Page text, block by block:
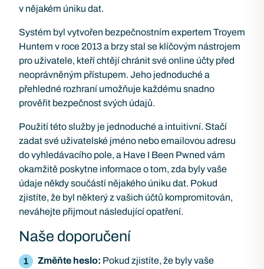
v nějakém úniku dat.
Systém byl vytvořen bezpečnostním expertem Troyem
Huntem v roce 2013 a brzy stal se klíčovým nástrojem
pro uživatele, kteří chtějí chránit své online účty před
neoprávněným přístupem. Jeho jednoduché a
přehledné rozhraní umožňuje každému snadno
prověřit bezpečnost svých údajů.
Použití této služby je jednoduché a intuitivní. Stačí
zadat své uživatelské jméno nebo emailovou adresu
do vyhledávacího pole, a Have I Been Pwned vám
okamžitě poskytne informace o tom, zda byly vaše
údaje někdy součástí nějakého úniku dat. Pokud
zjistíte, že byl některý z vašich účtů kompromitován,
neváhejte přijmout následující opatření.
Naše doporučení
Změňte heslo: Pokud zjistíte, že byly vaše